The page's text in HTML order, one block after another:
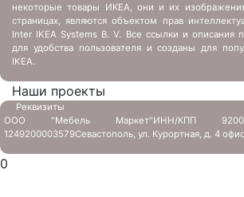
некоторые товары ИКЕА, они и их
страницах, являются объектом прав
Inter IKEA Systems B. V. Все ссылки и описания
для удобства пользователя и созданы для
IKEA.
Наши проекты
Реквизиты
ООО "Мебель Маркет"ИНН/КПП
1249200003579Севастополь, ул. Курортная, д. 4
0